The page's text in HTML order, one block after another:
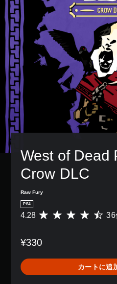
West of Dead
Crow DLC
Raw Fury
PS4
評
は
6
、
平
4.28 36
¥330
カートに追